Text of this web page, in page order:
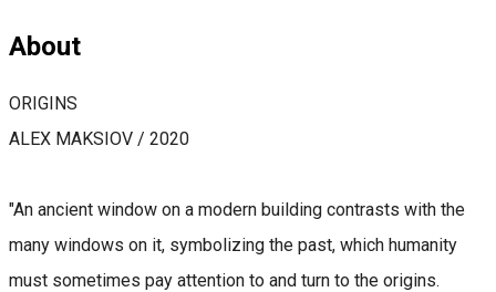
About
ORIGINS
ALEX MAKSIOV / 2020
"An ancient window on a modern building contrasts with the
many windows on it, symbolizing the past, which humanity
must sometimes pay attention to and turn to the origins.